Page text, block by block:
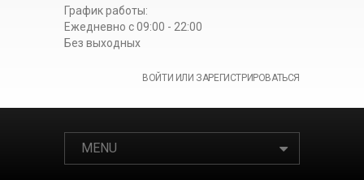
График работы:
Ежедневно c 09:00 - 22:00
Без выходных
ВОЙТИ ИЛИ ЗАРЕГИСТРИРОВАТЬСЯ
MENU